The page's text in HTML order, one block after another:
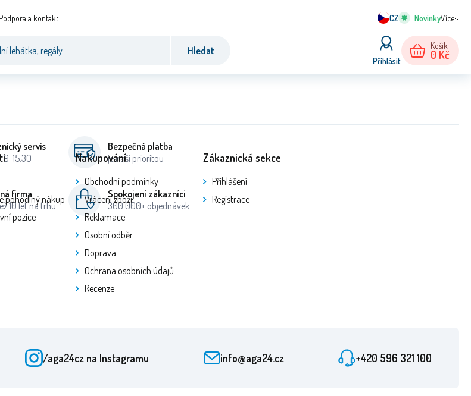
CZ Více
Podpora a kontakt
Hledat
Přihlásit
Košík
0 Kč
servis
9-15:30
Bezpečná platba
je naší prioritou
firma
10 let na trhu
Spokojení zákazníci
300 000+ objednávek
pohodlný nákup
pozice
Nakupování
Obchodní podmínky
Vrácení zboží
Reklamace
Osobní odběr
Doprava
Ochrana osobních údajů
Recenze
Zákaznická sekce
Přihlášení
Registrace
/aga24cz na Instagramu info@aga24.cz +420 596 321 100